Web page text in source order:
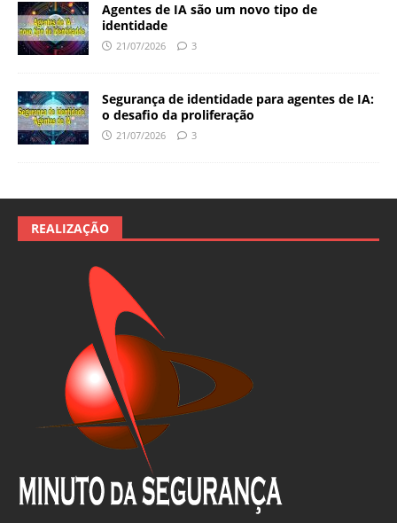
Agentes de IA são um novo tipo de
identidade
21/07/2026 3
Segurança de identidade para agentes de IA:
o desafio da proliferação
21/07/2026 3
REALIZAÇÃO